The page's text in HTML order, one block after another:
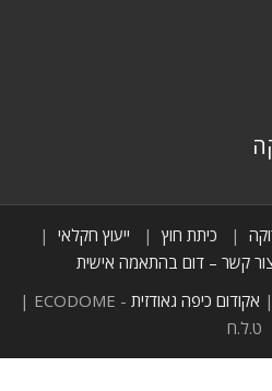
כיתת חוץ
ייעוץ חקלאי
קשר – דום בהתאמה אישית
אקודום כיפה גאודזית
- ECODOME |
ט.ל.ח